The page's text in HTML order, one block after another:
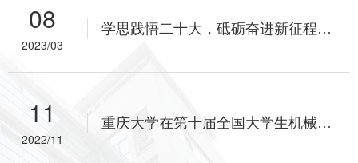
08
2023/03
学思践悟二十大，砥砺奋进新征程——机械与运载工程学院研究生十二支部主题党日活动
11
2022/11
重庆大学在第十届全国大学生机械创新设计大赛总决赛中取得优异成绩